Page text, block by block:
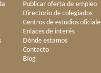
Publicar oferta de empleo
Directorio de colegiados
Centros de estudios
Enlaces de interés
Dónde estamos
Contacto
Blog